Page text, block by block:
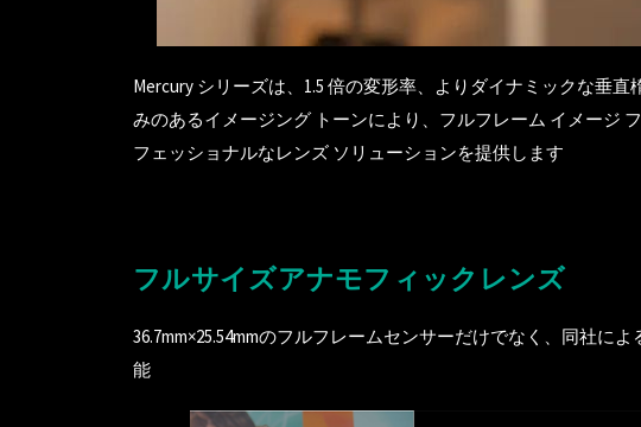
Mercury シリーズは、1.5 倍の変形率、よりダイナミックな垂
みのあるイメージング トーンにより、フルフレーム イメージ
フェッショナルなレンズ ソリューションを提供します
フルサイズアナモフィックレンズ
36.7mm×25.54mmのフルフレームセンサーだけでなく、同社に
能